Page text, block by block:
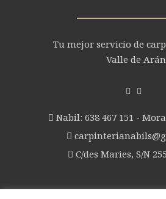
Tu mejor servicio de
Valle de
Nabil: 638 467 151 -
C/des Maries, S/N